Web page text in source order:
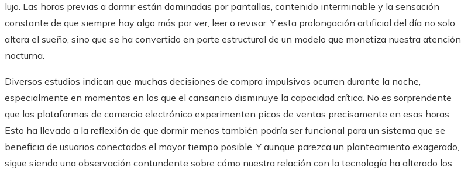
lujo. Las horas previas a dormir están dominadas por pantallas, contenido interminable y la sensación
constante de que siempre hay algo más por ver, leer o revisar. Y esta prolongación artificial del día no solo
altera el sueño, sino que se ha convertido en parte estructural de un modelo que monetiza nuestra atención
nocturna.
Diversos estudios indican que muchas decisiones de compra impulsivas ocurren durante la noche,
especialmente en momentos en los que el cansancio disminuye la capacidad crítica. No es sorprendente
que las plataformas de comercio electrónico experimenten picos de ventas precisamente en esas horas.
Esto ha llevado a la reflexión de que dormir menos también podría ser funcional para un sistema que se
beneficia de usuarios conectados el mayor tiempo posible. Y aunque parezca un planteamiento exagerado,
sigue siendo una observación contundente sobre cómo nuestra relación con la tecnología ha alterado los